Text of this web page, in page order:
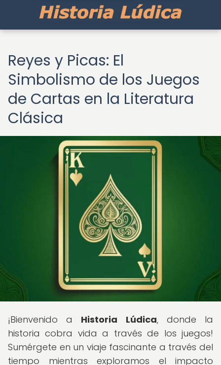
Reyes y Picas: El
Simbolismo de los Juegos
de Cartas en la Literatura
Clásica
¡Bienvenido a Historia Lúdica, donde la
historia cobra vida a través de los juegos!
Sumérgete en un viaje fascinante a través del
tiempo mientras exploramos el impacto